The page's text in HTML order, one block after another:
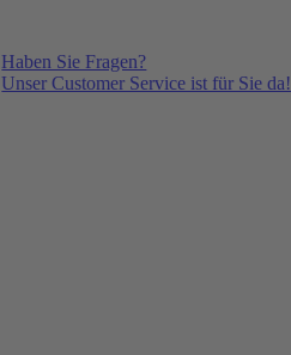
Haben Sie Fragen?
Unser Customer Service ist für Sie da!